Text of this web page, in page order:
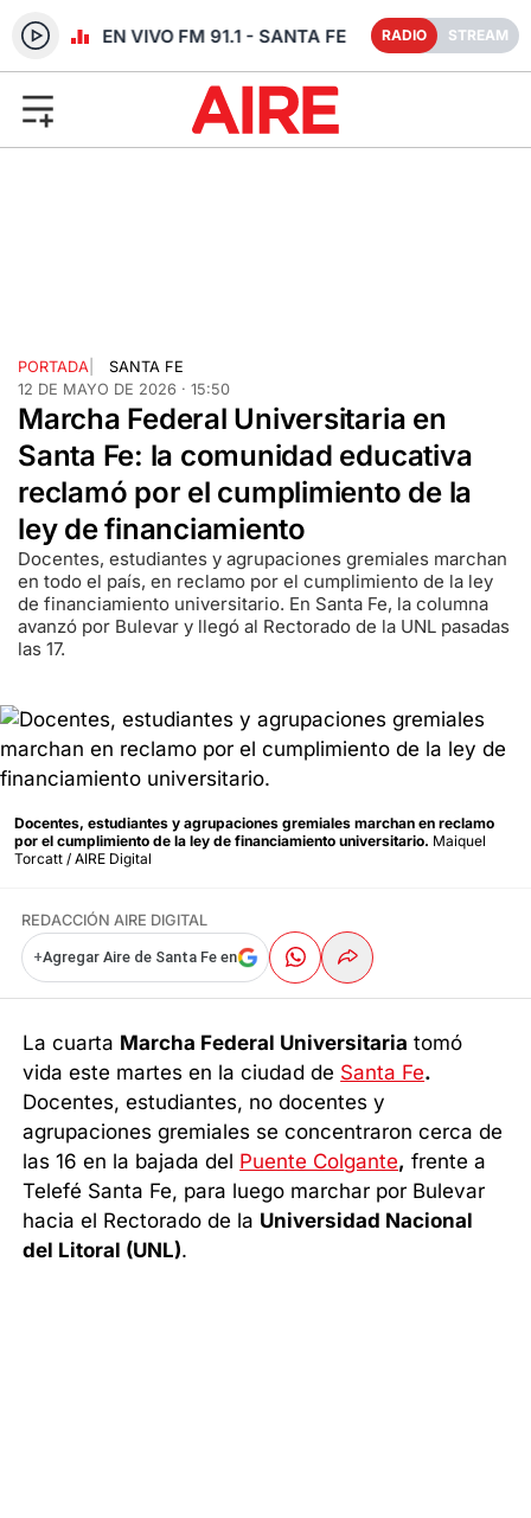
RADIO EN VIVO FM 91.1 - SANTA FE RADIO STREAM
PORTADA
SANTA FE
12 DE MAYO DE 2026 · 15:50
Marcha Federal Universitaria en
Santa Fe: la comunidad educativa
reclamó por el cumplimiento de la
ley de financiamiento
Docentes, estudiantes y agrupaciones gremiales marchan
en todo el país, en reclamo por el cumplimiento de la ley
de financiamiento universitario. En Santa Fe, la columna
avanzó por Bulevar y llegó al Rectorado de la UNL pasadas
las 17.
Docentes, estudiantes y agrupaciones gremiales marchan en reclamo
por el cumplimiento de la ley de financiamiento universitario. Maiquel
Torcatt / AIRE Digital
REDACCIÓN AIRE DIGITAL
+Agregar Aire de Santa Fe en
La cuarta Marcha Federal Universitaria tomó
vida este martes en la ciudad de Santa Fe.
Docentes, estudiantes, no docentes y
agrupaciones gremiales se concentraron cerca de
las 16 en la bajada del Puente Colgante, frente a
Telefé Santa Fe, para luego marchar por Bulevar
hacia el Rectorado de la Universidad Nacional
del Litoral (UNL).